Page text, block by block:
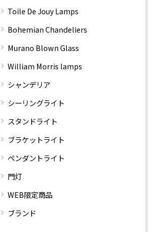
Toile De Jouy Lamps
Bohemian Chandeliers
Murano Blown Glass
William Morris lamps
シャンデリア
シーリングライト
スタンドライト
ブラケットライト
ペンダントライト
門灯
WEB限定商品
ブランド